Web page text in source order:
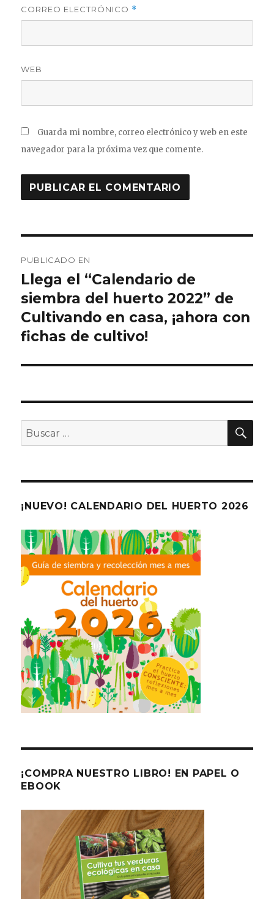
CORREO ELECTRÓNICO *
WEB
Guarda mi nombre, correo electrónico y web en este
navegador para la próxima vez que comente.
de
entradas
PUBLICADO EN
Llega el “Calendario de
siembra del huerto 2022” de
Cultivando en casa, ¡ahora con
fichas de cultivo!
Buscar
por:
¡NUEVO! CALENDARIO DEL HUERTO 2026
¡COMPRA NUESTRO LIBRO! EN PAPEL O
EBOOK